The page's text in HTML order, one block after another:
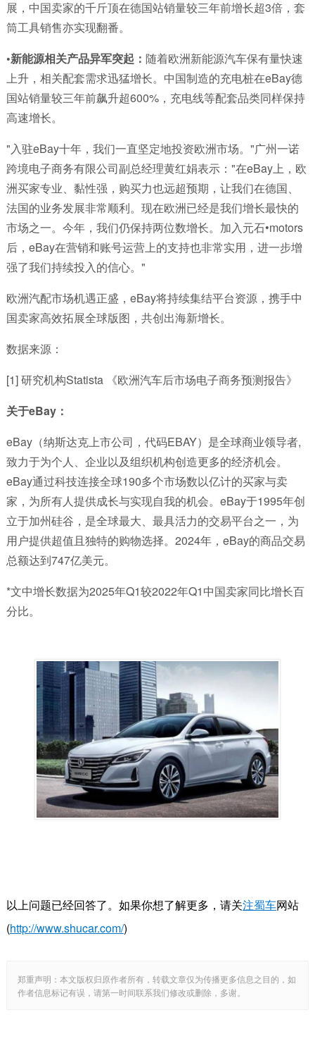
展，中国卖家的千斤顶在德国站销量较三年前增长超3倍，套
筒工具销售亦实现翻番。
•新能源相关产品异军突起： 随着欧洲新能源汽车保有量快速
上升，相关配套需求迅猛增长。中国制造的充电桩在eBay德
国站销量较三年前飙升超600%，充电线等配套品类同样保持
高速增长。
"入驻eBay十年，我们一直坚定地投资欧洲市场。"广州一诺
跨境电子商务有限公司副总经理黄红娟表示："在eBay上，欧
洲买家专业、黏性强，购买力也远超预期，让我们在德国、
法国的业务发展非常顺利。现在欧洲已经是我们增长最快的
市场之一。今年，我们仍保持两位数增长。加入元石•motors
后，eBay在营销和账号运营上的支持也非常实用，进一步增
强了我们持续投入的信心。"
欧洲汽配市场机遇正盛，eBay将持续集结平台资源，携手中
国卖家高效拓展全球版图，共创出海新增长。
数据来源：
[1] 研究机构Statista 《欧洲汽车后市场电子商务预测报告》
关于eBay：
eBay（纳斯达克上市公司，代码EBAY）是全球商业领导者,
致力于为个人、企业以及组织机构创造更多的经济机会。
eBay通过科技连接全球190多个市场数以亿计的买家与卖
家，为所有人提供成长与实现自我的机会。eBay于1995年创
立于加州硅谷，是全球最大、最具活力的交易平台之一，为
用户提供超值且独特的购物选择。2024年，eBay的商品交易
总额达到747亿美元。
*文中增长数据为2025年Q1较2022年Q1中国卖家同比增长百
分比。
以上问题已经回答了。如果你想了解更多，请关注蜀车网站
(http://www.shucar.com/)
郑重声明：本文版权归原作者所有，转载文章仅为传播更多信息之目的，如
作者信息标记有误，请第一时间联系我们修改或删除，多谢。